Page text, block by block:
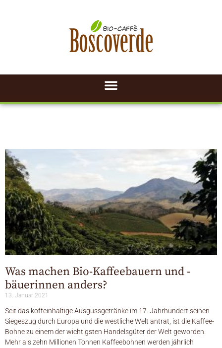
Was machen Bio-Kaffeebauern und -
bäuerinnen anders?
13. Januar 2021
Seit das koffeinhaltige Ausgussgetränke im 17. Jahrhundert seinen
Siegeszug durch Europa und die westliche Welt antrat, ist die Kaffee-
Bohne zu einem der wichtigsten Handelsgüter der Welt geworden.
Mehr als zehn Millionen Tonnen Kaffeebohnen werden jährlich